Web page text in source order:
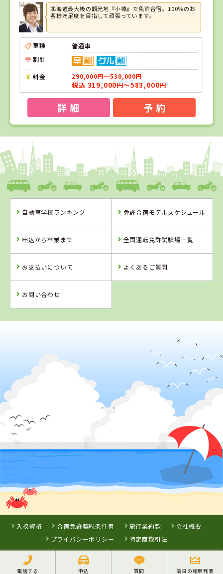
北海道最大級の観光地『小樽』で免許合宿。100％のお
客様満足度を目指して頑張っています。
車種
普通車
割引
料金 290,000円～530,000円
税込 319,000円～583,000円
詳 細 予 約
1
福島県
タイヘイドライバーズスクール
詳 細 予 約
詳 細 予 約
3位
山形・県南自動車学校
バーズスクール
予 約
グスクール
車学校
小樽自動車学校
詳 細
予 約
自動車学校ランキング 免許合宿モデルスケジュール
申込から卒業まで 全国運転免許試験場一覧
お支払いについて よくあるご質問
お問い合わせ
入校資格 合宿免許契約条件書 旅行業約款
会社概要
プライバシーポリシー
特定商取引法
電話する 申込 質問 前日の結果発表